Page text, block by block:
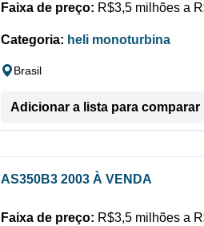
Faixa de preço: R$3,5 milhões a
Categoria: heli monoturbina
Brasil
Adicionar a lista para comparar
AS350B3 2003 À VENDA
Faixa de preço: R$3,5 milhões a